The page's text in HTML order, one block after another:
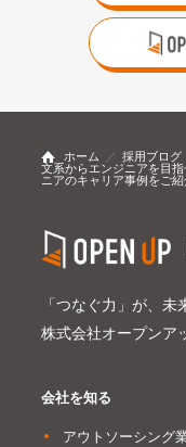
ホーム 採用ブログ
文系からエンジニアを目
ニアのキャリア事例をご
会社を知る
アウトソーシング
「つなぐ力」が、未
株式会社オープンア